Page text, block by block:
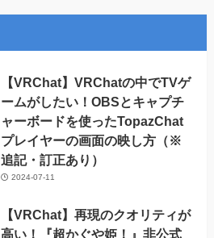
【VRChat】VRChatの中でTVゲ
ームがしたい！OBSとキャプチ
ャーボードを使ったTopazChat
プレイヤーの画面の映し方（※
追記・訂正あり）
2024-07-11
【VRChat】再現のクオリティが
高い！『超かぐや姫！』非公式